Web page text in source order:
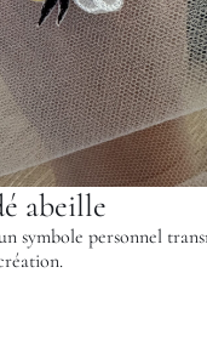
abeille
symbole personnel